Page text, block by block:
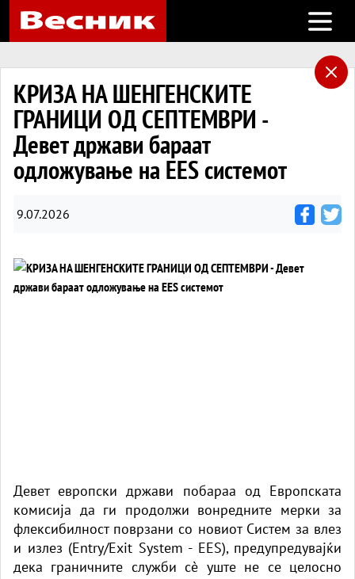
Open
КРИЗА НА ШЕНГЕНСКИТЕ
ГРАНИЦИ ОД СЕПТЕМВРИ -
Девет држави бараат
одложување на EES системот
9.07.2026
Девет европски држави побараа од Европската
комисија да ги продолжи вонредните мерки за
флексибилност поврзани со новиот Систем за влез
и излез (Entry/Exit System - EES), предупредувајќи
дека граничните служби сè уште не се целосно